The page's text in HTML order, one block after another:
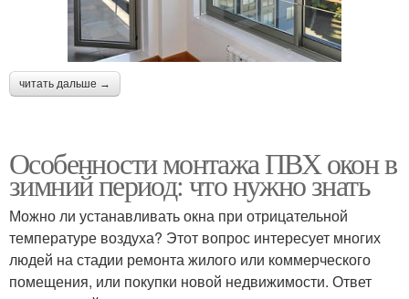
читать дальше →
Особенности монтажа ПВХ окон в
зимний период: что нужно знать
Можно ли устанавливать окна при отрицательной
температуре воздуха? Этот вопрос интересует многих
людей на стадии ремонта жилого или коммерческого
помещения, или покупки новой недвижимости. Ответ